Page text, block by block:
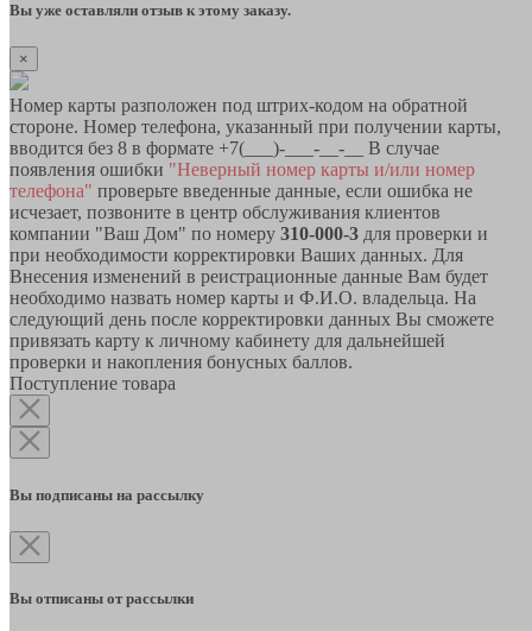
Вы уже оставляли отзыв к этому заказу.
×
Номер карты разположен под штрих-кодом на обратной
стороне. Номер телефона, указанный при получении карты,
вводится без 8 в формате +7(___)-___-__-__ В случае
появления ошибки "Неверный номер карты и/или номер
телефона" проверьте введенные данные, если ошибка не
исчезает, позвоните в центр обслуживания клиентов
компании "Ваш Дом" по номеру 310-000-3 для проверки и
при необходимости корректировки Ваших данных. Для
Внесения изменений в реистрационные данные Вам будет
необходимо назвать номер карты и Ф.И.О. владельца. На
следующий день после корректировки данных Вы сможете
привязать карту к личному кабинету для дальнейшей
проверки и накопления бонусных баллов.
Поступление товара
Вы подписаны на рассылку
Вы отписаны от рассылки